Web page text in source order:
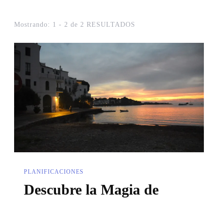
Mostrando: 1 - 2 de 2 RESULTADOS
PLANIFICACIONES
Descubre la Magia de